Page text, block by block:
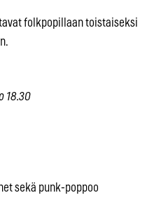
folkpopillaan toistaiseksi
18.30
sekä punk-poppoo